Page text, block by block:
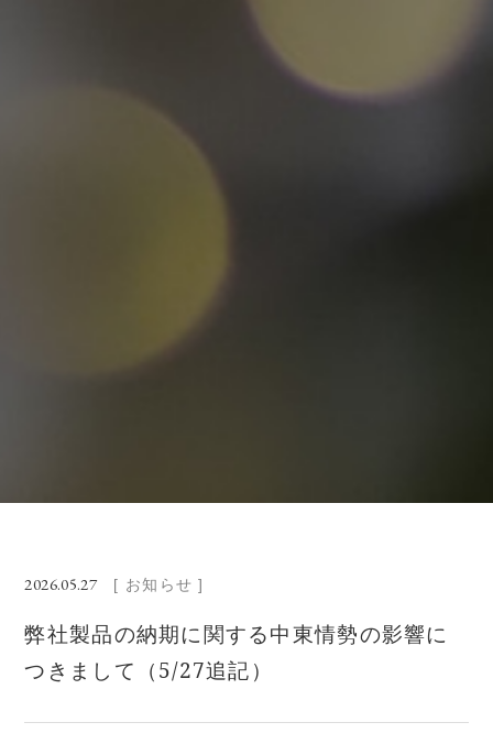
2026.05.27 [ お知らせ ]
弊社製品の納期に関する中東情勢の影響に
つきまして（5/27追記）